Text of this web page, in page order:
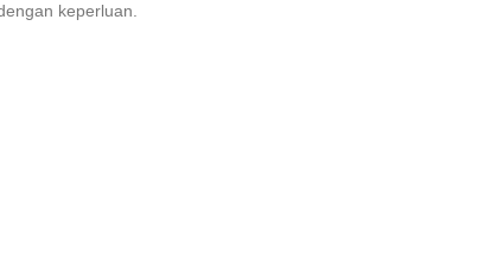
keperluan.